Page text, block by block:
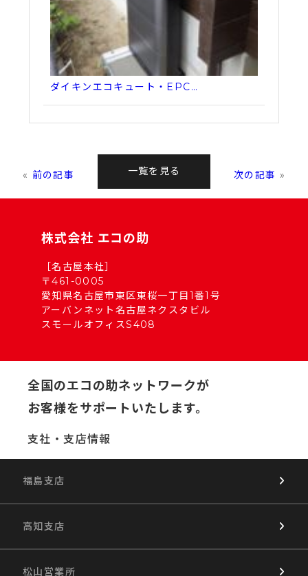
ダイキンエコキュート・EPC…
« 前の記事 一覧を見る 次の記事 »
株式会社 エコの助
［名古屋本社］
〒461-0005
愛知県名古屋市東区東桜一丁目1番1号
アーバンネット名古屋ネクスタビル
スモールオフィスS408
全国のエコの助ネットワークが
お客様をサポートいたします。
支社・支店情報
福島支店
高知支店
松山営業所